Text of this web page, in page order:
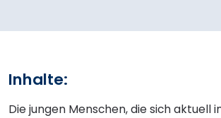
Inhalte:
Die jungen Menschen, die sich aktuell